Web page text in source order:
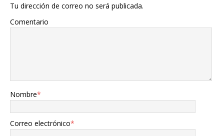
Tu dirección de correo no será publicada.
Comentario
Nombre*
Correo electrónico*